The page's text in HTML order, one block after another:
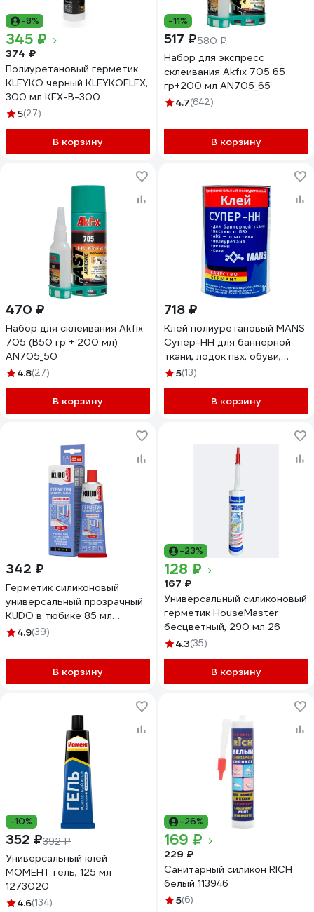
-8%
345 ₽
374 ₽
Полиуретановый герметик
KLEYKO черный KLEYKOFLEX,
300 мл KFX-B-300
5(27)
В корзину
-11%
517 ₽580 ₽
Набор для экспресс
склеивания Akfix 705 65
гр+200 мл AN705_65
4.7(642)
В корзину
470 ₽
Набор для склеивания Akfix
705 (В50 гр + 200 мл)
AN705_50
4.8(27)
В корзину
718 ₽
Клей полиуретановый MANS
Супер-НН для баннерной
ткани, лодок пвх, обуви,
канистра 1л mans_nn
5(13)
В корзину
342 ₽
Герметик силиконовый
универсальный прозрачный
KUDO в тюбике 85 мл
новинка KST-100
4.9(39)
В корзину
-23%
128 ₽
167 ₽
Универсальный силиконовый
герметик HouseMaster
бесцветный, 290 мл 26
4.3(35)
В корзину
-10%
352 ₽392 ₽
Универсальный клей
МОМЕНТ гель, 125 мл
1273020
4.6(134)
-26%
169 ₽
229 ₽
Санитарный силикон RICH
белый 113946
5(6)